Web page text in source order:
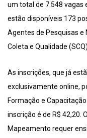
um total de 7.548 vagas
estão disponíveis 173
Agentes de Pesquisas
Coleta e Qualidade
As inscrições, que já
exclusivamente online,
Formação e
inscrição é de R$ 42,20.
Mapeamento requer